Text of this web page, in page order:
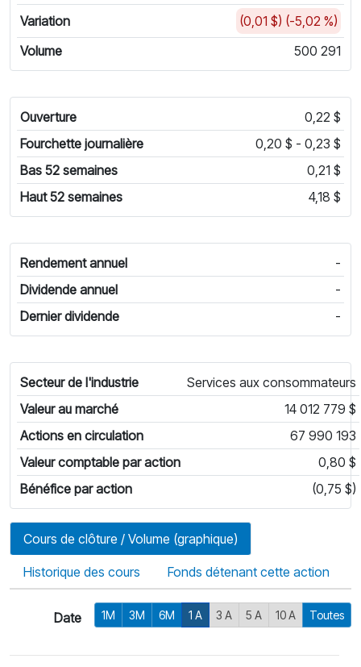
Variation
(0,01 $) (-5,02 %)
Volume
500 291
Ouverture
0,22 $
Fourchette journalière
0,20 $ - 0,23 $
Bas 52 semaines
0,21 $
Haut 52 semaines
4,18 $
Rendement annuel
-
Dividende annuel
-
Dernier dividende
-
Secteur de l'industrie
Services aux consommateurs
Valeur au marché
14 012 779 $
Actions en circulation
67 990 193
Valeur comptable par action
0,80 $
Bénéfice par action
(0,75 $)
Cours de clôture / Volume (graphique)
Historique des cours Fonds détenant cette action
Date 1M 3M 6M 1 A 3 A 5 A 10 A Toutes